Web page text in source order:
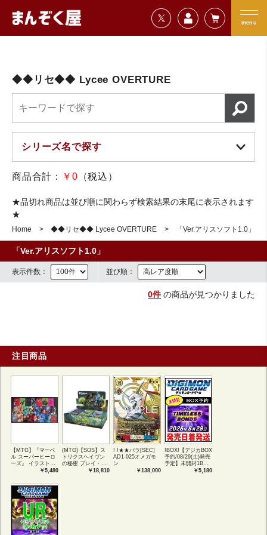
=================================
menu
まんぞく屋 格安TCG通販
◆◆リセ◆◆ Lycee OVERTURE
商品合計： ￥0 （税込）
★品切れ商品は並び順に関わらず検索結果の末尾に表示されます
★
Home ◆◆リセ◆◆ Lycee OVERTURE 「Ver.アリスソフト1.0」
「Ver.アリスソフト1.0」
表示件数： 並び順：
0件の商品が見つかりました
注目商品
【MTG】『マーベ
ル スーパーヒーロ
ーズ』 イラストコ
レクション 54種コ
アートカード(JPN)
￥5,480
(MTG)【SOS】ス
トリクスヘイヴン
の秘密 プレイ・ブ
ースター1BOX日本
￥18,810
! !★★パラ[SEC]
AD1-025オメガモ
ン
￥138,000
!BOX!【デジカBOX
予約/08/29(土)発売
予定】未開封1BOX
￥5,180